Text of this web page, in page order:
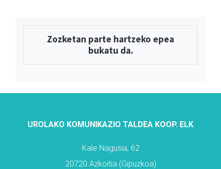
Zozketan parte hartzeko epea
bukatu da.
UROLAKO KOMUNIKAZIO TALDEA KOOP. ELK
Kale Nagusia, 62
20720 Azkoitia (Gipuzkoa)